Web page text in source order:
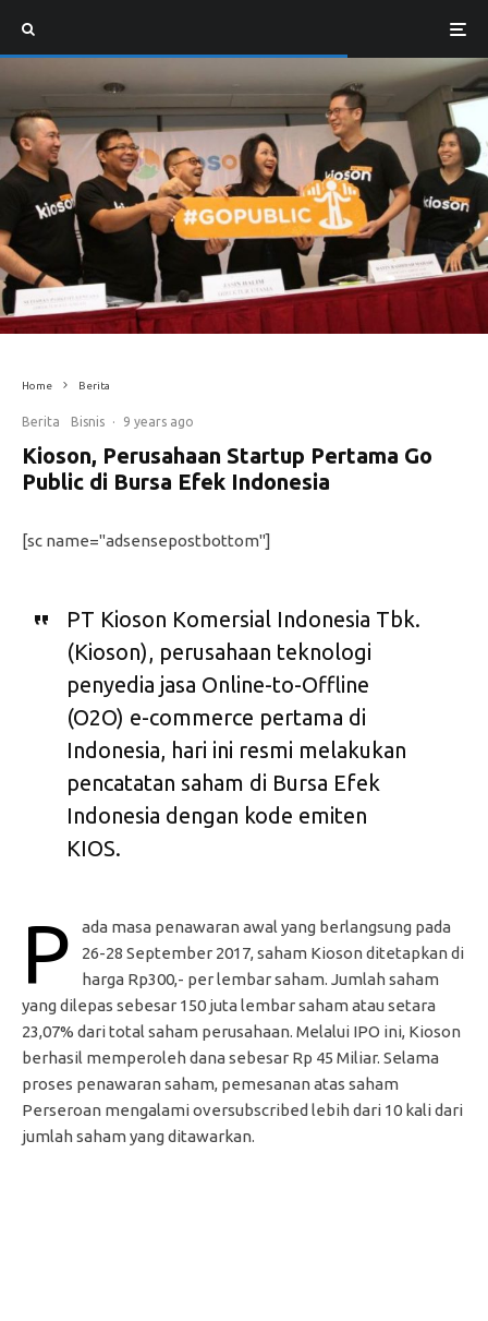
Home Berita
Berita Bisnis · 9 years ago
Kioson, Perusahaan Startup Pertama Go
Public di Bursa Efek Indonesia
[sc name="adsensepostbottom"]
PT Kioson Komersial Indonesia Tbk.
(Kioson), perusahaan teknologi
penyedia jasa Online-to-Offline
(O2O) e-commerce pertama di
Indonesia, hari ini resmi melakukan
pencatatan saham di Bursa Efek
Indonesia dengan kode emiten
KIOS.
P
ada masa penawaran awal yang berlangsung pada
26-28 September 2017, saham Kioson ditetapkan di
harga Rp300,- per lembar saham. Jumlah saham
yang dilepas sebesar 150 juta lembar saham atau setara
23,07% dari total saham perusahaan. Melalui IPO ini, Kioson
berhasil memperoleh dana sebesar Rp 45 Miliar. Selama
proses penawaran saham, pemesanan atas saham
Perseroan mengalami oversubscribed lebih dari 10 kali dari
jumlah saham yang ditawarkan.